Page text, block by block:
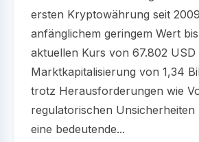
ersten Kryptowährung seit
anfänglichem geringem Wert
aktuellen Kurs von 67.802
Marktkapitalisierung von 1,34
trotz Herausforderungen wie
regulatorischen Unsicherheiten
eine bedeutende...